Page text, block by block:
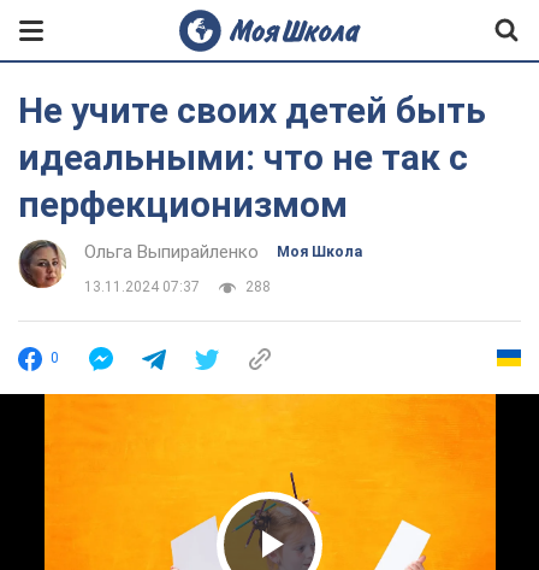
Не учите своих детей быть
идеальными: что не так с
перфекционизмом
Ольга Выпирайленко Моя Школа
13.11.2024 07:37 288
0